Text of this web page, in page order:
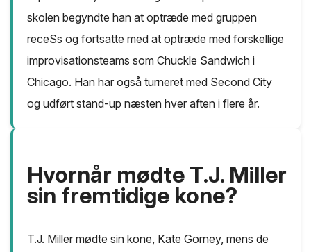
skolen begyndte han at optræde med gruppen
receSs og fortsatte med at optræde med forskellige
improvisationsteams som Chuckle Sandwich i
Chicago. Han har også turneret med Second City
og udført stand-up næsten hver aften i flere år.
Hvornår mødte T.J. Miller
sin fremtidige kone?
T.J. Miller mødte sin kone, Kate Gorney, mens de